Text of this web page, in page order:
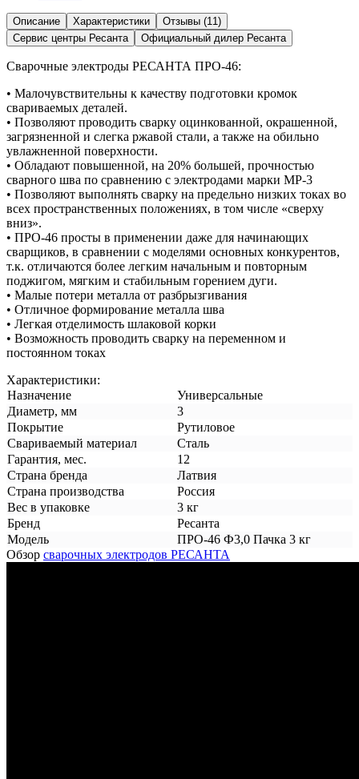
Описание Характеристики
Отзывы (11)
Сервис центры Ресанта
Официальный дилер Ресанта
Сварочные электроды РЕСАНТА ПРО-46:
• Малочувствительны к качеству подготовки кромок
свариваемых деталей.
• Позволяют проводить сварку оцинкованной, окрашенной,
загрязненной и слегка ржавой стали, а также на обильно
увлажненной поверхности.
• Обладают повышенной, на 20% большей, прочностью
сварного шва по сравнению с электродами марки МР-3
• Позволяют выполнять сварку на предельно низких токах во
всех пространственных положениях, в том числе «сверху
вниз».
• ПРО-46 просты в применении даже для начинающих
сварщиков, в сравнении с моделями основных конкурентов,
т.к. отличаются более легким начальным и повторным
поджигом, мягким и стабильным горением дуги.
• Малые потери металла от разбрызгивания
• Отличное формирование металла шва
• Легкая отделимость шлаковой корки
• Возможность проводить сварку на переменном и
постоянном токах
Характеристики:
Назначение
Универсальные
Диаметр, мм
3
Покрытие
Рутиловое
Свариваемый материал
Сталь
Гарантия, мес.
12
Страна бренда
Латвия
Страна производства
Россия
Вес в упаковке
3 кг
Бренд
Ресанта
Модель
ПРО-46 Ф3,0 Пачка 3 кг
Обзор сварочных электродов РЕСАНТА